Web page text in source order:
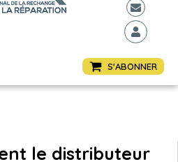
S'ABONNER
le distributeur